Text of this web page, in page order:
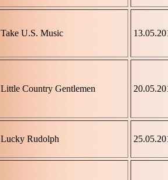
Take U.S. Music
Little Country Gentlemen
Lucky Rudolph